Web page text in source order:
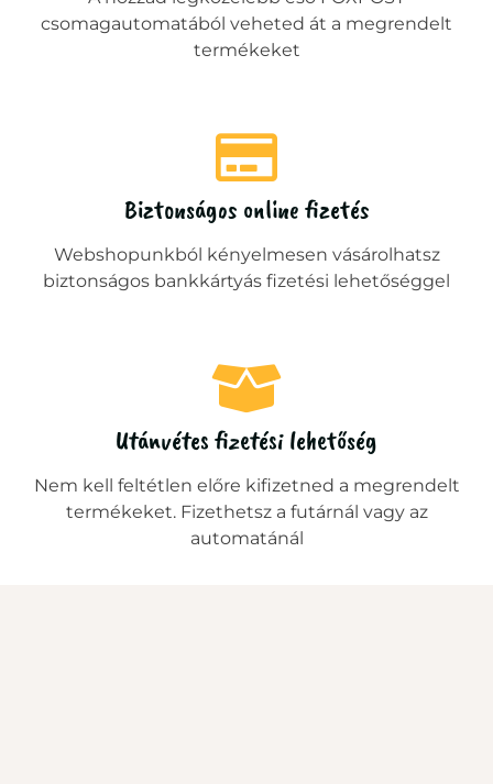
csomagautomatából veheted át a megrendelt
termékeket
Biztonságos online fizetés
Webshopunkból kényelmesen vásárolhatsz
biztonságos bankkártyás fizetési lehetőséggel
Utánvétes fizetési lehetőség
Nem kell feltétlen előre kifizetned a megrendelt
termékeket. Fizethetsz a futárnál vagy az
automatánál